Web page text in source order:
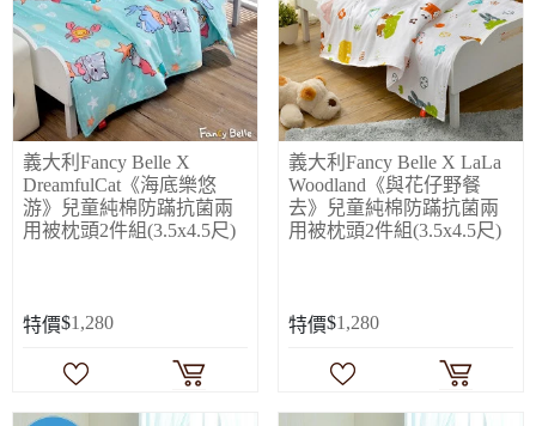
義大利Fancy Belle X
DreamfulCat《海底樂悠
游》兒童純棉防蹣抗菌兩
用被枕頭2件組(3.5x4.5尺)
特價$1,280
義大利Fancy Belle X LaLa
Woodland《與花仔野餐
去》兒童純棉防蹣抗菌兩
用被枕頭2件組(3.5x4.5尺)
特價$1,280